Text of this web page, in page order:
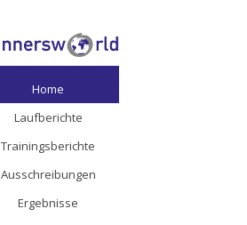
Home
Laufberichte
Trainingsberichte
Ausschreibungen
Ergebnisse